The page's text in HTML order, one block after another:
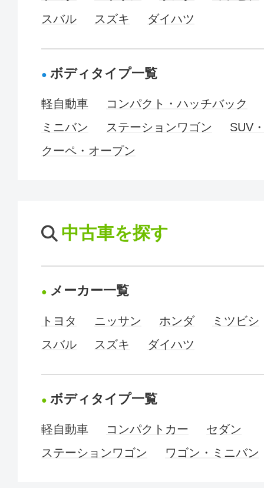
スバル
スズキ ダイハツ
ボディタイプ一覧
軽自動車
コンパクト・ハッチバック
ミニバン
ステーションワゴン
SUV
クーペ・オープン
中古車を探す
メーカー一覧
トヨタ ニッサン ホンダ
ミツビシ
スバル
スズキ ダイハツ
ボディタイプ一覧
軽自動車 コンパクトカー
セダン
ステーションワゴン
ワゴン・ミニバン